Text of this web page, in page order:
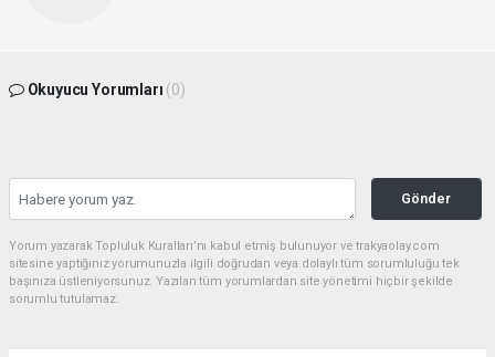
Okuyucu Yorumları (0)
Gönder
Yorum yazarak Topluluk Kuralları’nı kabul etmiş bulunuyor ve trakyaolay.com
sitesine yaptığınız yorumunuzla ilgili doğrudan veya dolaylı tüm sorumluluğu tek
başınıza üstleniyorsunuz. Yazılan tüm yorumlardan site yönetimi hiçbir şekilde
sorumlu tutulamaz.